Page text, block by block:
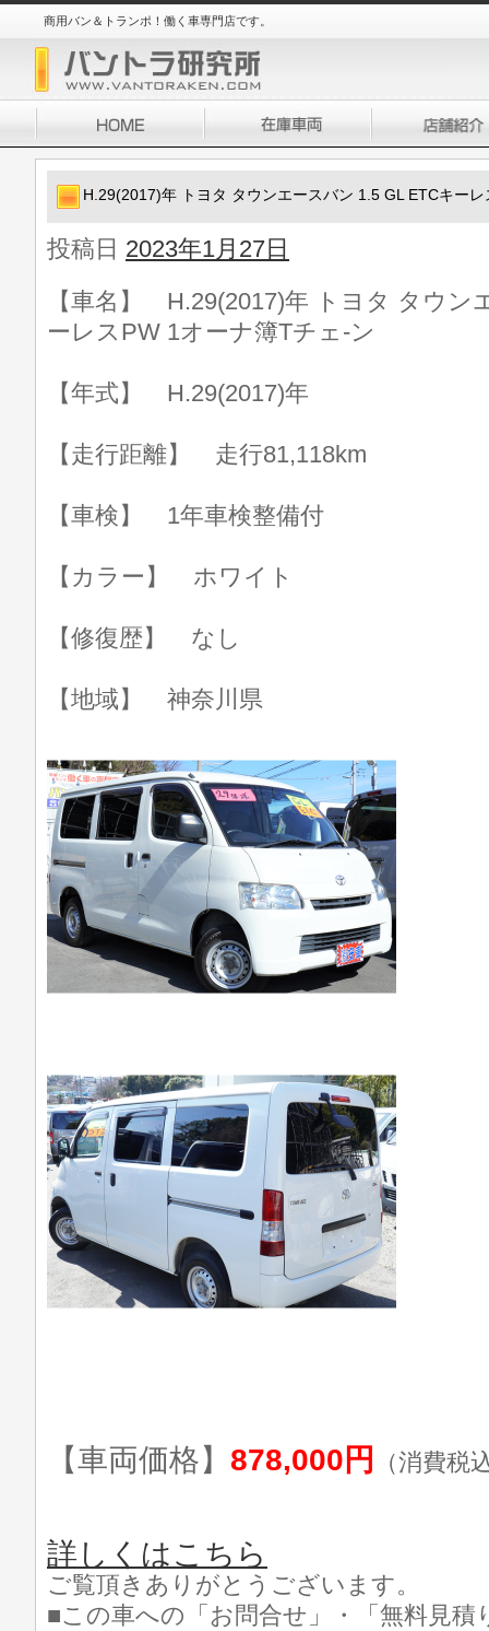
商用バン＆トランポ！働く車専門店です。
H.29(2017)年 トヨタ タウンエースバン 1.5 GL ETCキー
投稿日 2023年1月27日
【車名】 H.29(2017)年 トヨタ タウン
ーレスPW 1オーナ簿Tチェ-ン
【年式】 H.29(2017)年
【走行距離】 走行81,118km
【車検】 1年車検整備付
【カラー】 ホワイト
【修復歴】 なし
【地域】 神奈川県
【車両価格】 878,000円 （消費税
詳しくはこちら
ご覧頂きありがとうございます。
■この車への「お問合せ」・「無料見積